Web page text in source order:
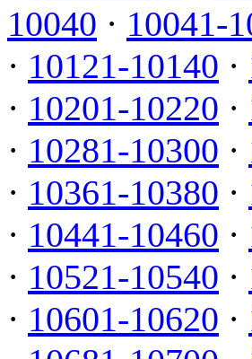
10040 · 10041-
· 10121-10140 ·
· 10201-10220 ·
· 10281-10300 ·
· 10361-10380 ·
· 10441-10460 ·
· 10521-10540 ·
· 10601-10620 ·